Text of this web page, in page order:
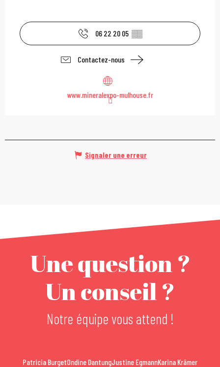
06 22 20 05 ▒▒
Contactez-nous
www.mineralexpo-mulhouse.fr
Signaler une erreur
Une question ?
Un conseil ?
Notre équipe vous attend !
Patricia BurgetOndine DantungJustine EgmannKarina Krämer